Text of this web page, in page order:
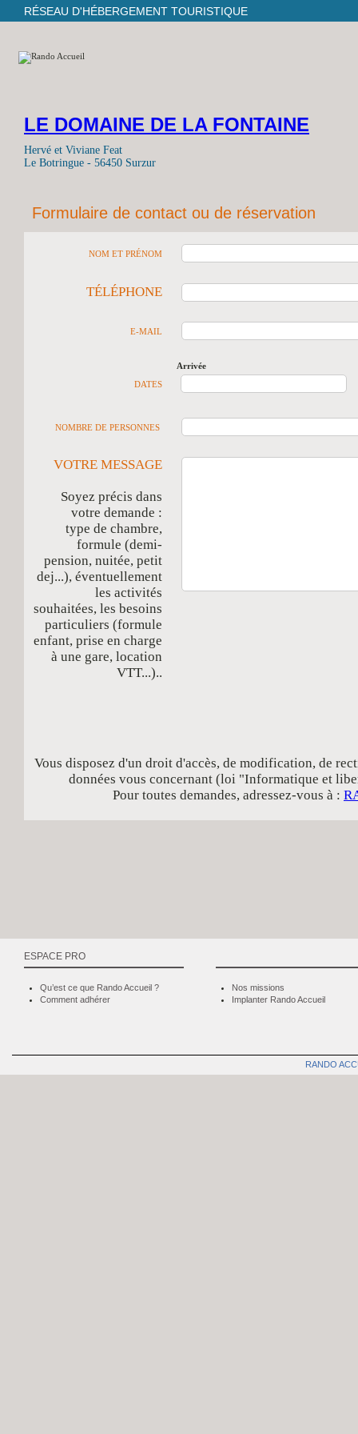
RÉSEAU D'HÉBERGEMENT TOURISTIQUE
LE DOMAINE DE LA FONTAINE
Hervé et Viviane Feat
Le Botringue - 56450 Surzur
Formulaire de contact ou de réservation
NOM ET PRÉNOM
TÉLÉPHONE
E-MAIL
Arrivée
DATES
NOMBRE DE PERSONNES
VOTRE MESSAGE
Soyez précis dans
votre demande :
type de chambre,
formule (demi-
pension, nuitée, petit
dej...), éventuellement
les activités
souhaitées, les besoins
particuliers (formule
enfant, prise en charge
à une gare, location
VTT...)..
Vous disposez d'un droit d'accès, de modification, de
données vous concernant (loi "Informatique et
Pour toutes demandes, adressez-vous à :
ESPACE PRO
Qu’est ce que Rando Accueil ?
Comment adhérer
Nos missions
Implanter Rando Accueil
RANDO